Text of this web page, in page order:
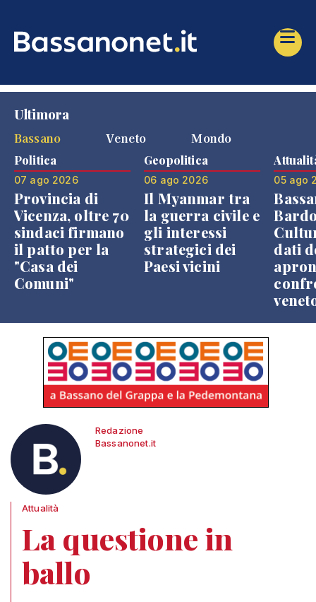
Ultimora
Bassano
Veneto Mondo
Politica
07 ago 2026
Provincia di
Vicenza, oltre 70
sindaci firmano
il patto per la
"Casa dei
Comuni"
Geopolitica
06 ago 2026
Il Myanmar tra
la guerra civile e
gli interessi
strategici dei
Paesi vicini
05 ago
dati
Redazione
Bassanonet.it
Attualità
La questione in
ballo